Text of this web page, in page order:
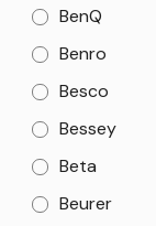
BenQ
Benro
Besco
Bessey
Beta
Beurer